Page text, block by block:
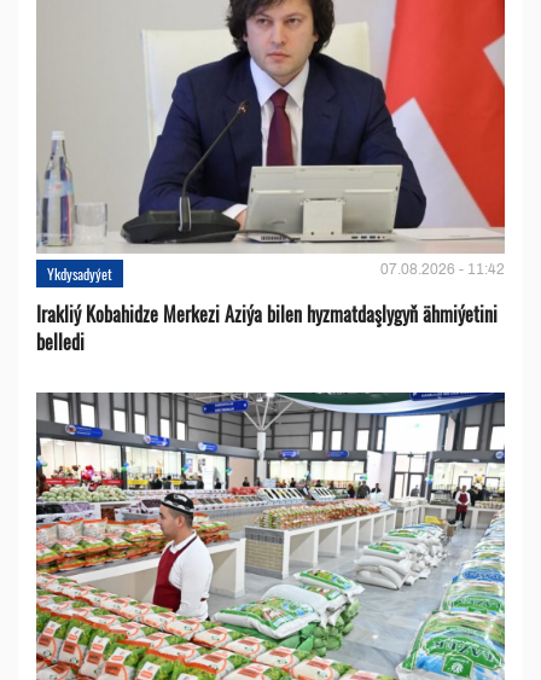
Ykdysadyýet 07.08.2026 - 11:42
Irakliý Kobahidze Merkezi Aziýa bilen hyzmatdaşlygyň ähmiýetini
belledi